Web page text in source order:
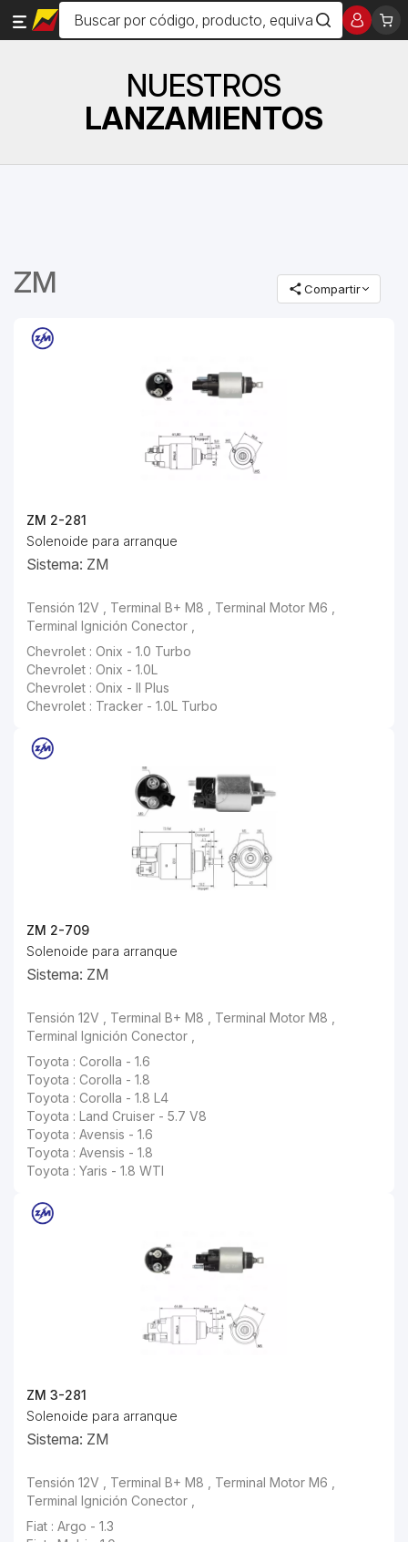
NUESTROS
LANZAMIENTOS
ZM Compartir
ZM 2-281
Solenoide para arranque
Sistema: ZM
Tensión 12V , Terminal B+ M8 , Terminal Motor M6 ,
Terminal Ignición Conector ,
Chevrolet : Onix - 1.0 Turbo
Chevrolet : Onix - 1.0L
Chevrolet : Onix - II Plus
Chevrolet : Tracker - 1.0L Turbo
ZM 2-709
Solenoide para arranque
Sistema: ZM
Tensión 12V , Terminal B+ M8 , Terminal Motor M8 ,
Terminal Ignición Conector ,
Toyota : Corolla - 1.6
Toyota : Corolla - 1.8
Toyota : Corolla - 1.8 L4
Toyota : Land Cruiser - 5.7 V8
Toyota : Avensis - 1.6
Toyota : Avensis - 1.8
Toyota : Yaris - 1.8 WTI
ZM 3-281
Solenoide para arranque
Sistema: ZM
Tensión 12V , Terminal B+ M8 , Terminal Motor M6 ,
Terminal Ignición Conector ,
Fiat : Argo - 1.3